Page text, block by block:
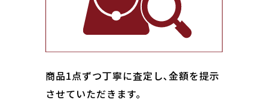
商品1点ずつ丁寧に査定し､金額を提示
させていただきます。